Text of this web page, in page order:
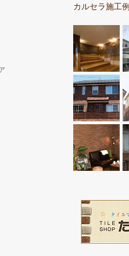
カルセラ施工例